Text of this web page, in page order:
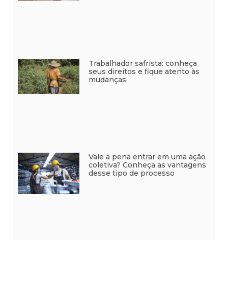
Trabalhador safrista: conheça
seus direitos e fique atento às
mudanças
Vale a pena entrar em uma ação
coletiva? Conheça as vantagens
desse tipo de processo